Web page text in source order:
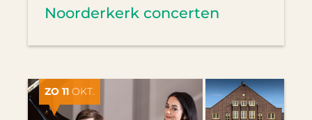
Noorderkerk concerten
ZO 11 OKT.